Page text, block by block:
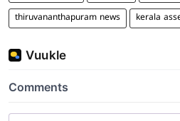
thiruvananthapuram news kerala